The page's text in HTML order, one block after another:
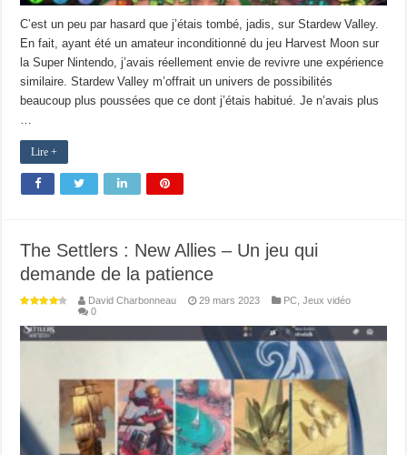
C’est un peu par hasard que j’étais tombé, jadis, sur Stardew Valley.
En fait, ayant été un amateur inconditionné du jeu Harvest Moon sur
la Super Nintendo, j’avais réellement envie de revivre une expérience
similaire. Stardew Valley m’offrait un univers de possibilités
beaucoup plus poussées que ce dont j’étais habitué. Je n’avais plus
Lire +
The Settlers : New Allies – Un jeu qui
demande de la patience
David Charbonneau 29 mars 2023 PC ,Jeux vidéo
0